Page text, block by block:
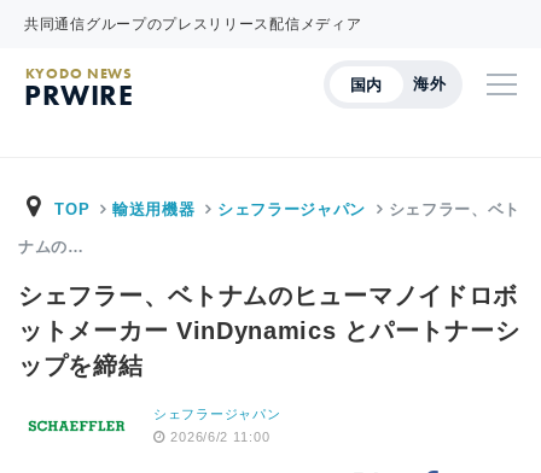
共同通信グループのプレスリリース配信メディア
国内 海外
KYODO NEWS
PRWIRE
TOP 輸送用機器 シェフラージャパン シェフラー、ベト
ナムの…
シェフラー、ベトナムのヒューマノイドロボ
ットメーカー VinDynamics とパートナーシ
ップを締結
シェフラージャパン
2026/6/2 11:00